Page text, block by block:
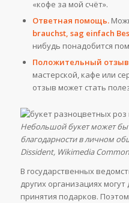
«кофе за мой счёт».
Ответная помощь.
brauchst, sag einfach
нибудь понадобится
Положительный
мастерской, кафе или
отзыв может стать
Небольшой букет может
благодарности в личном
Dissident, Wikimedia
В государственных
других организациях
принятия подарков.